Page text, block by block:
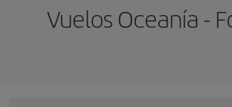
Vuelos Oceanía -